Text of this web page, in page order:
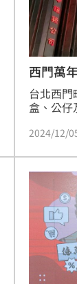
西門萬
台北西
盒、公仔
黑心店家
如今又再
獎的籤竟
家也透
動。對
2024/12/